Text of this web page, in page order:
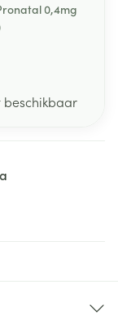
0,4mg
beschikbaar
pagina